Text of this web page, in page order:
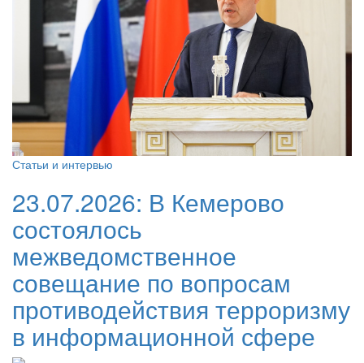
Статьи и интервью
23.07.2026: В Кемерово
состоялось
межведомственное
совещание по вопросам
противодействия терроризму
в информационной сфере